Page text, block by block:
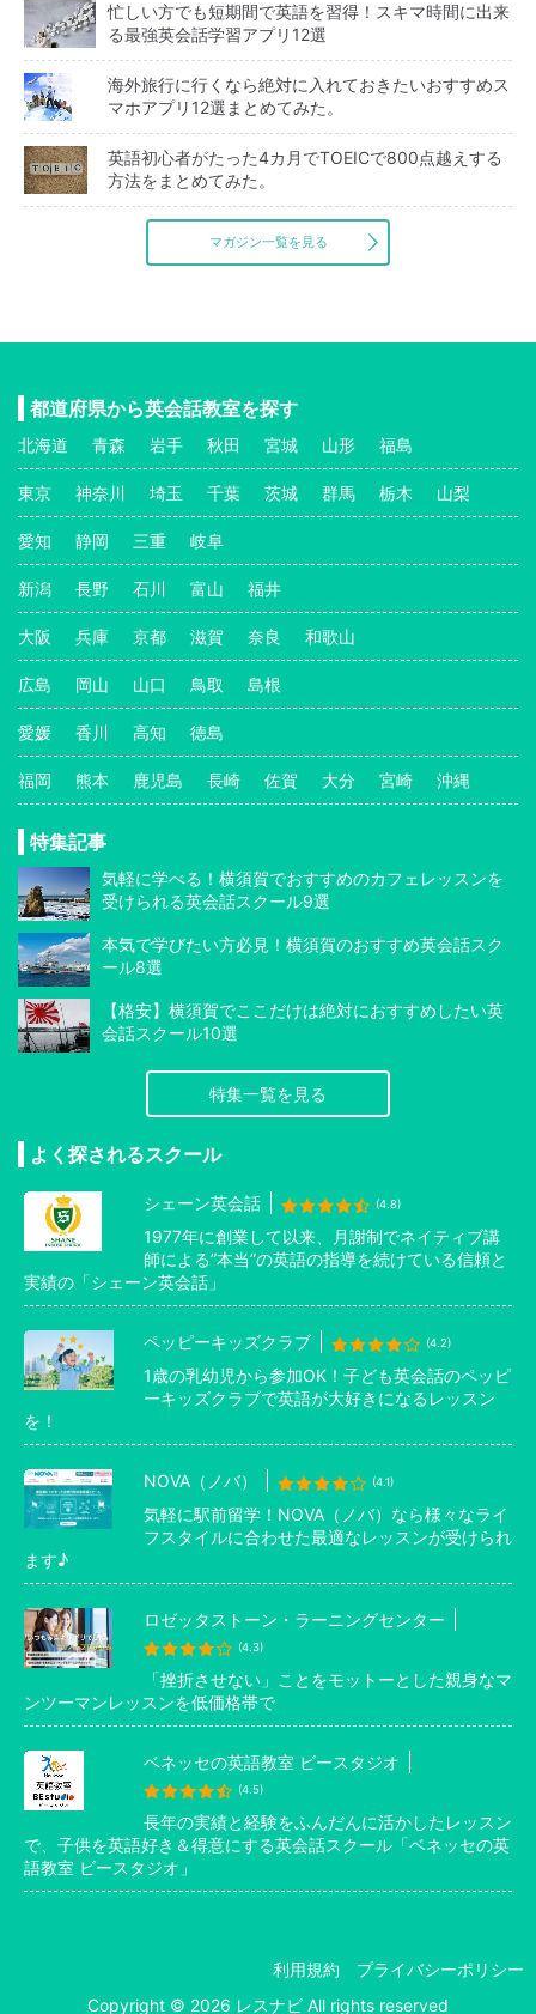
忙しい方でも短期間で英語を習得！スキマ時間に出来
る最強英会話学習アプリ12選
海外旅行に行くなら絶対に入れておきたいおすすめス
マホアプリ12選まとめてみた。
英語初心者がたった4カ月でTOEICで800点越えする
方法をまとめてみた。
マガジン一覧を見る
都道府県から英会話教室を探す
北海道 青森 岩手 秋田 宮城 山形 福島
東京 神奈川 埼玉 千葉 茨城 群馬 栃木 山梨
愛知 静岡 三重 岐阜
新潟 長野 石川 富山 福井
大阪 兵庫 京都 滋賀 奈良 和歌山
広島 岡山 山口 鳥取 島根
愛媛 香川 高知 徳島
福岡 熊本 鹿児島 長崎 佐賀 大分 宮崎 沖縄
特集記事
気軽に学べる！横須賀でおすすめのカフェレッスンを
受けられる英会話スクール9選
本気で学びたい方必見！横須賀のおすすめ英会話スク
ール8選
【格安】横須賀でここだけは絶対におすすめしたい英
会話スクール10選
特集一覧を見る
よく探されるスクール
シェーン英会話 (4.8)
1977年に創業して以来、月謝制でネイティブ講
師による”本当”の英語の指導を続けている信頼と
実績の「シェーン英会話」
ペッピーキッズクラブ (4.2)
1歳の乳幼児から参加OK！子ども英会話のペッピ
ーキッズクラブで英語が大好きになるレッスン
を！
NOVA（ノバ） (4.1)
気軽に駅前留学！NOVA（ノバ）なら様々なライ
フスタイルに合わせた最適なレッスンが受けられ
ます♪
ロゼッタストーン・ラーニングセンター
(4.3)
「挫折させない」ことをモットーとした親身なマ
ンツーマンレッスンを低価格帯で
ベネッセの英語教室 ビースタジオ
(4.5)
長年の実績と経験をふんだんに活かしたレッスン
で、子供を英語好き＆得意にする英会話スクール「ベネッセの英
語教室 ビースタジオ」
利用規約
プライバシーポリシー
Copyright © 2026 レスナビ All rights reserved